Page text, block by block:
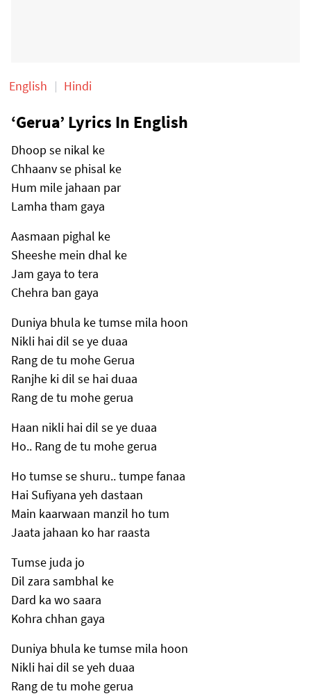
English Hindi
‘Gerua’ Lyrics In English
Dhoop se nikal ke
Chhaanv se phisal ke
Hum mile jahaan par
Lamha tham gaya
Aasmaan pighal ke
Sheeshe mein dhal ke
Jam gaya to tera
Chehra ban gaya
Duniya bhula ke tumse mila hoon
Nikli hai dil se ye duaa
Rang de tu mohe Gerua
Ranjhe ki dil se hai duaa
Rang de tu mohe gerua
Haan nikli hai dil se ye duaa
Ho.. Rang de tu mohe gerua
Ho tumse se shuru.. tumpe fanaa
Hai Sufiyana yeh dastaan
Main kaarwaan manzil ho tum
Jaata jahaan ko har raasta
Tumse juda jo
Dil zara sambhal ke
Dard ka wo saara
Kohra chhan gaya
Duniya bhula ke tumse mila hoon
Nikli hai dil se yeh duaa
Rang de tu mohe gerua